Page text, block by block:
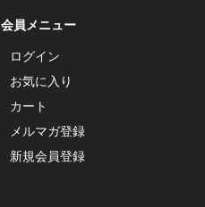
会員メニュー
ログイン
お気に入り
カート
メルマガ登録
新規会員登録